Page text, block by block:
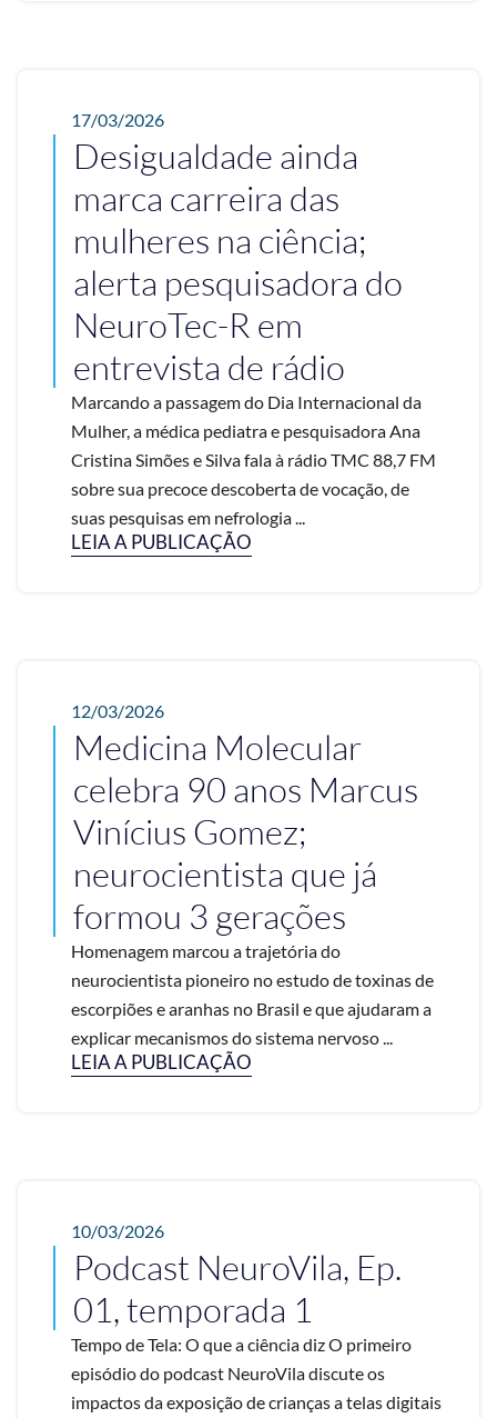
17/03/2026
Desigualdade ainda
marca carreira das
mulheres na ciência;
alerta pesquisadora do
NeuroTec-R em
entrevista de rádio
Marcando a passagem do Dia Internacional da
Mulher, a médica pediatra e pesquisadora Ana
Cristina Simões e Silva fala à rádio TMC 88,7 FM
sobre sua precoce descoberta de vocação, de
suas pesquisas em nefrologia ...
LEIA A PUBLICAÇÃO
12/03/2026
Medicina Molecular
celebra 90 anos Marcus
Vinícius Gomez;
neurocientista que já
formou 3 gerações
Homenagem marcou a trajetória do
neurocientista pioneiro no estudo de toxinas de
escorpiões e aranhas no Brasil e que ajudaram a
explicar mecanismos do sistema nervoso ...
LEIA A PUBLICAÇÃO
10/03/2026
Podcast NeuroVila, Ep.
01, temporada 1
Tempo de Tela: O que a ciência diz O primeiro
episódio do podcast NeuroVila discute os
impactos da exposição de crianças a telas digitais